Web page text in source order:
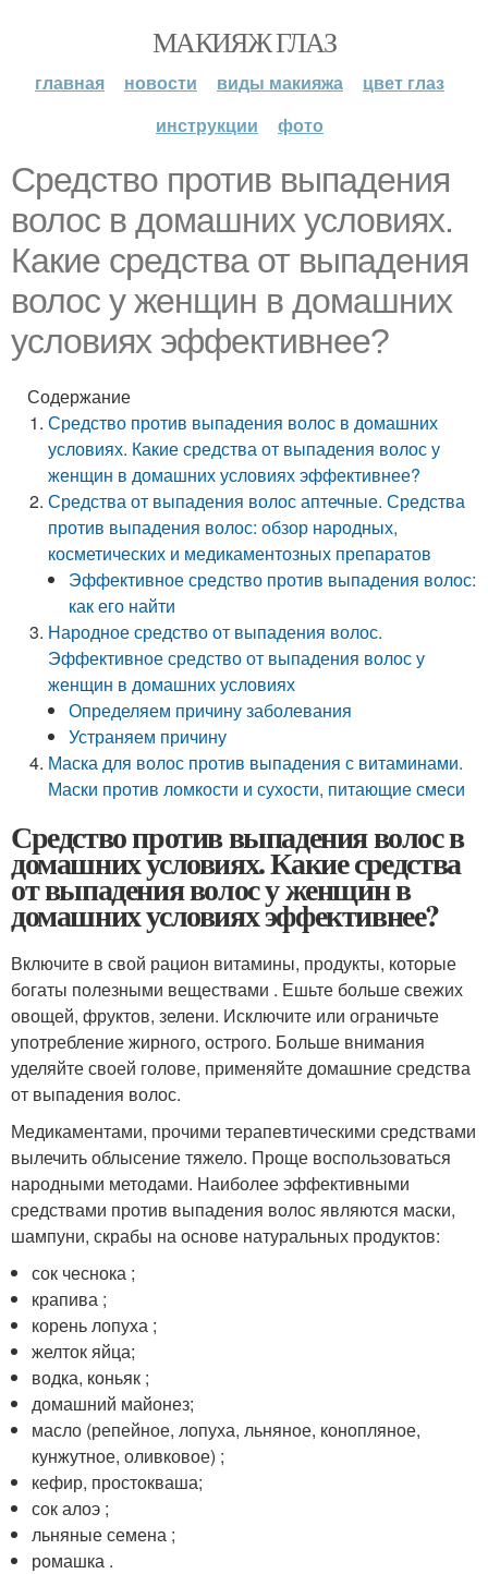
МАКИЯЖ ГЛАЗ
главная новости виды макияжа
цвет глаз
инструкции
фото
Средство против выпадения
волос в домашних условиях.
Какие средства от выпадения
волос у женщин в домашних
условиях эффективнее?
Содержание
Средство против выпадения волос в домашних
условиях. Какие средства от выпадения волос у
женщин в домашних условиях эффективнее?
Средства от выпадения волос аптечные. Средства
против выпадения волос: обзор народных,
косметических и медикаментозных препаратов
Эффективное средство против выпадения волос:
как его найти
Народное средство от выпадения волос.
Эффективное средство от выпадения волос у
женщин в домашних условиях
Определяем причину заболевания
Устраняем причину
Маска для волос против выпадения с витаминами.
Маски против ломкости и сухости, питающие смеси
Средство против выпадения волос в
домашних условиях. Какие средства
от выпадения волос у женщин в
домашних условиях эффективнее?
Включите в свой рацион витамины, продукты, которые
богаты полезными веществами . Ешьте больше свежих
овощей, фруктов, зелени. Исключите или ограничьте
употребление жирного, острого. Больше внимания
уделяйте своей голове, применяйте домашние средства
от выпадения волос.
Медикаментами, прочими терапевтическими средствами
вылечить облысение тяжело. Проще воспользоваться
народными методами. Наиболее эффективными
средствами против выпадения волос являются маски,
шампуни, скрабы на основе натуральных продуктов:
сок чеснока ;
крапива ;
корень лопуха ;
желток яйца;
водка, коньяк ;
домашний майонез;
масло (репейное, лопуха, льняное, конопляное,
кунжутное, оливковое) ;
кефир, простокваша;
сок алоэ ;
льняные семена ;
ромашка .